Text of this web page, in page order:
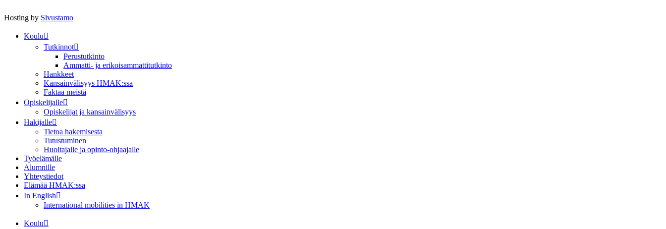
Hosting by Sivustamo
Koulu
Tutkinnot
Perustutkinto
Ammatti- ja erikoisammattitutkinto
Hankkeet
Kansainvälisyys HMAK:ssa
Faktaa meistä
Opiskelijalle
Opiskelijat ja kansainvälisyys
Hakijalle
Tietoa hakemisesta
Tutustuminen
Huoltajalle ja opinto-ohjaajalle
Työelämälle
Alumnille
Yhteystiedot
Elämää HMAK:ssa
In English
International mobilities in HMAK
Koulu